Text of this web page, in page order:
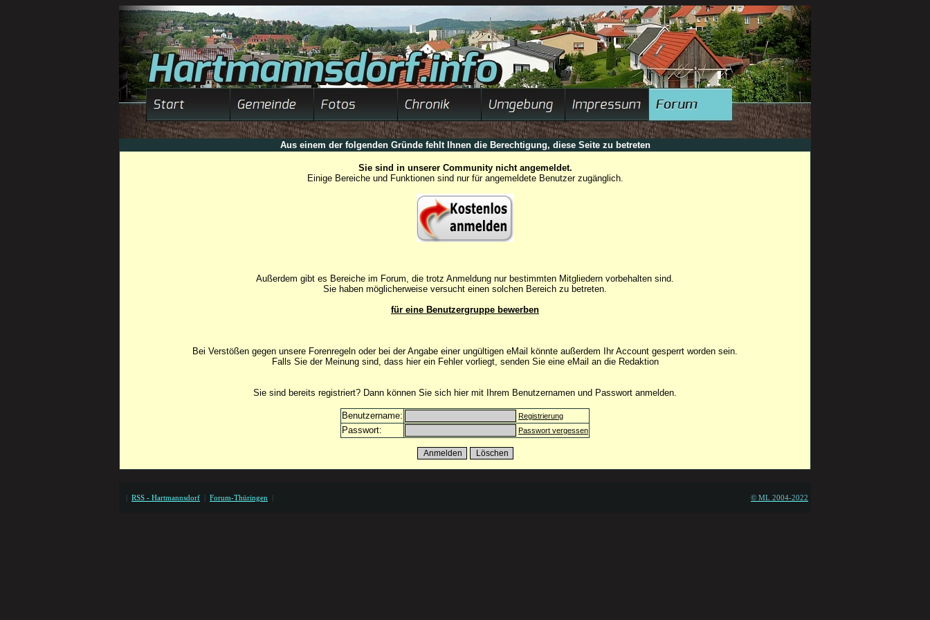
Aus einem der folgenden Gründe fehlt Ihnen die Berechtigung, diese Seite zu betreten
Sie sind in unserer Community nicht angemeldet.
Einige Bereiche und Funktionen sind nur für angemeldete Benutzer zugänglich.
Außerdem gibt es Bereiche im Forum, die trotz Anmeldung nur bestimmten Mitgliedern vorbehalten sind.
Sie haben möglicherweise versucht einen solchen Bereich zu betreten.
für eine Benutzergruppe bewerben
Bei Verstößen gegen unsere Forenregeln oder bei der Angabe einer ungültigen eMail könnte außerdem Ihr Account gesperrt worden sein.
Falls Sie der Meinung sind, dass hier ein Fehler vorliegt, senden Sie eine eMail an die Redaktion
Sie sind bereits registriert? Dann können Sie sich hier mit Ihrem Benutzernamen und Passwort anmelden.
Benutzername: Registrierung
Passwort: Passwort vergessen
| RSS - Hartmannsdorf | Forum-Thüringen | © ML 2004-2022